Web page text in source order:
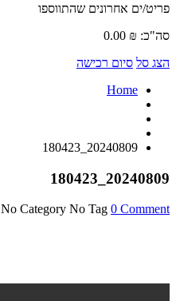
פריט/ים אחרונים שהתווספו
סה"כ:
0.00 ₪
הצג סל סיום רכישה
Home
20240809_180423
20240809_180423
No Category No Tag 0 Comment